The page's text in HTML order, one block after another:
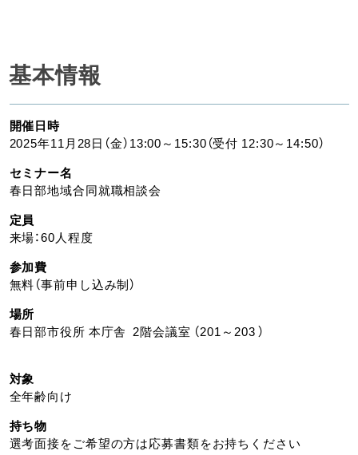
基本情報
開催日時
2025年11月28日（金）13:00～15:30（受付 12:30～14:50）
セミナー名
春日部地域合同就職相談会
定員
来場：60人程度
参加費
無料（事前申し込み制）
場所
春日部市役所 本庁舎 2階会議室 （201～203 ）
対象
全年齢向け
持ち物
選考面接をご希望の方は応募書類をお持ちください